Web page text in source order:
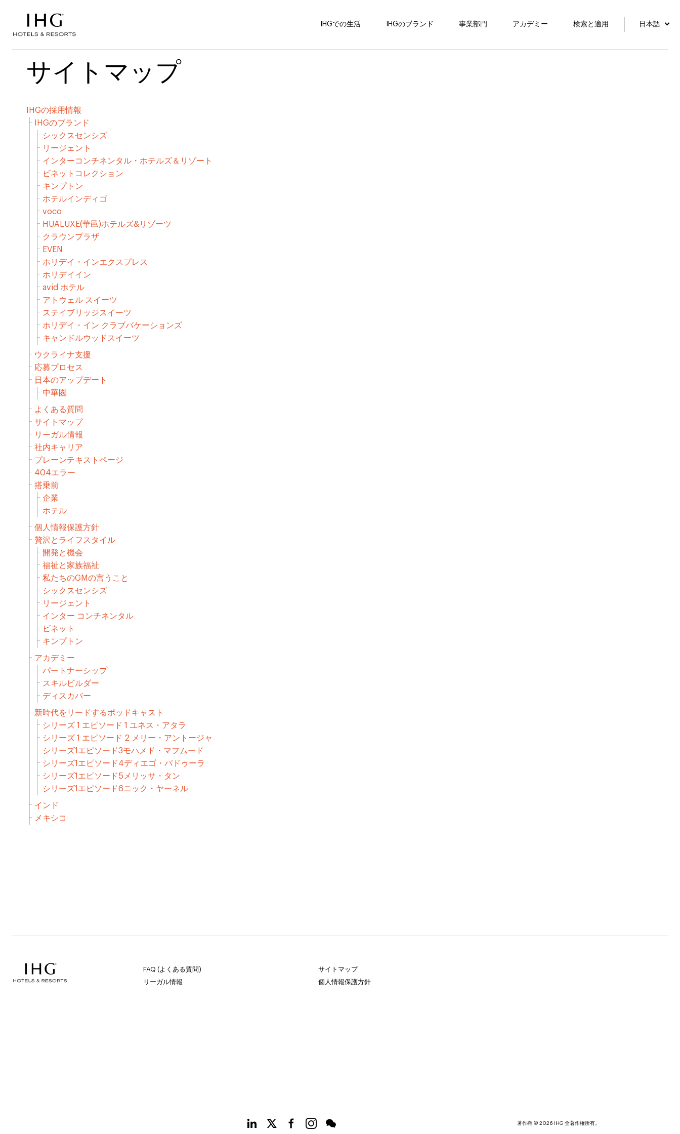
IHGでの生活 IHGのブランド 事業部門 アカデミー 検索と適用 日本語
サイトマップ
IHGの採用情報
IHGのブランド
シックスセンシズ
リージェント
インターコンチネンタル・ホテルズ＆リゾート
ビネットコレクション
キンプトン
ホテルインディゴ
voco
HUALUXE(華邑)ホテルズ&リゾーツ
クラウンプラザ
EVEN
ホリデイ・インエクスプレス
ホリデイイン
avid ホテル
アトウェル スイーツ
ステイブリッジスイーツ
ホリデイ・イン クラブバケーションズ
キャンドルウッドスイーツ
ウクライナ支援
応募プロセス
日本のアップデート
中華圏
よくある質問
サイトマップ
リーガル情報
社内キャリア
プレーンテキストページ
404エラー
搭乗前
企業
ホテル
個人情報保護方針
贅沢とライフスタイル
開発と機会
福祉と家族福祉
私たちのGMの言うこと
シックスセンシズ
リージェント
インター コンチネンタル
ビネット
キンプトン
アカデミー
パートナーシップ
スキルビルダー
ディスカバー
新時代をリードするポッドキャスト
シリーズ 1 エピソード 1 ユネス・アタラ
シリーズ 1 エピソード 2 メリー・アントージャ
シリーズ1エピソード3モハメド・マフムード
シリーズ1エピソード4ディエゴ・パドゥーラ
シリーズ1エピソード5メリッサ・タン
シリーズ1エピソード6ニック・ヤーネル
インド
メキシコ
FAQ (よくある質問)
サイトマップ
リーガル情報
個人情報保護方針
著作権 © 2026 IHG 全著作権所有。